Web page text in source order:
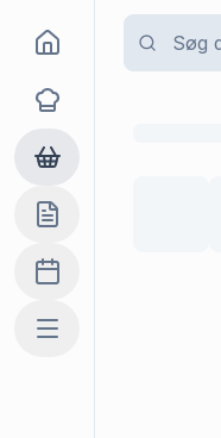
Goma
Opskrifter
Dagligvarer
Indkøbslisten
Madplan
Mere